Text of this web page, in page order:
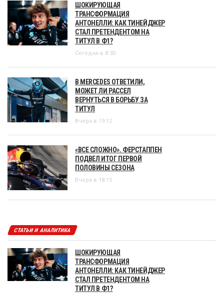
ШОКИРУЮЩАЯ
ТРАНСФОРМАЦИЯ
АНТОНЕЛЛИ: КАК ТИНЕЙДЖЕР
СТАЛ ПРЕТЕНДЕНТОМ НА
ТИТУЛ В Ф1?
Сегодня в 8:30
В MERCEDES ОТВЕТИЛИ,
МОЖЕТ ЛИ РАССЕЛ
ВЕРНУТЬСЯ В БОРЬБУ ЗА
ТИТУЛ
Вчера в 19:12
«ВСЕ СЛОЖНО». ФЕРСТАППЕН
ПОДВЕЛ ИТОГ ПЕРВОЙ
ПОЛОВИНЫ СЕЗОНА
Вчера в 18:15
СТАТЬИ И АНАЛИТИКА
ШОКИРУЮЩАЯ
ТРАНСФОРМАЦИЯ
АНТОНЕЛЛИ: КАК ТИНЕЙДЖЕР
СТАЛ ПРЕТЕНДЕНТОМ НА
ТИТУЛ В Ф1?